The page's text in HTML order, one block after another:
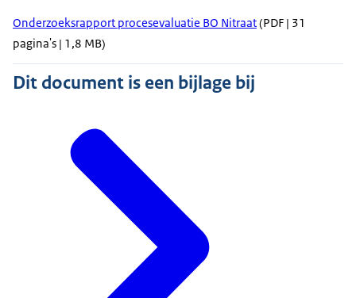
Onderzoeksrapport procesevaluatie BO Nitraat(PDF | 31
pagina's | 1,8 MB)
Dit document is een bijlage bij